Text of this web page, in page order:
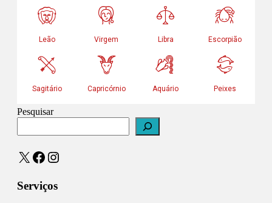
Pesquisar
X Facebook
Instagram
Serviços